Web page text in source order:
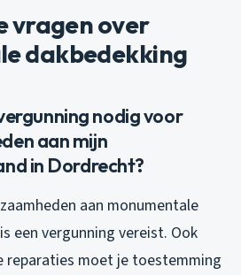
vragen over
dakbedekking
nodig voor
aan mijn
in Dordrecht?
aan monumentale
een vergunning vereist. Ook
reparaties moet je toestemming